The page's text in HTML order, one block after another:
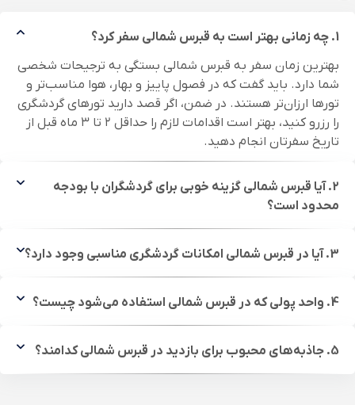
1. چه زمانی بهتر است به قبرس شمالی سفر کرد؟
بهترین زمان سفر به قبرس شمالی بستگی به ترجیحات شخصی
شما دارد. باید گفت که در فصول پاییز و بهار، هوا مناسب‌تر و
تورها ارزان‌تر هستند. در ضمن، اگر قصد دارید تورهای گردشگری
را رزرو کنید، بهتر است اقدامات لازم را حداقل ۲ تا ۳ ماه قبل از
تاریخ سفرتان انجام دهید.
2. آیا قبرس شمالی گزینه خوبی برای گردشگران با بودجه
محدود است؟
3. آیا در قبرس شمالی امکانات گردشگری مناسبی وجود دارد؟
4. واحد پولی که در قبرس شمالی استفاده می‌شود چیست؟
5. جاذبه‌های محبوب برای بازدید در قبرس شمالی کدامند؟